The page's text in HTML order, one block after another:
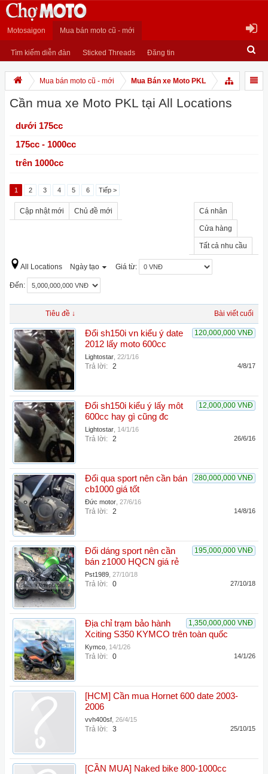
Motosaigon Mua bán moto cũ - mới
Tìm kiếm diễn đàn Sticked Threads Đăng tin
Mua bán moto cũ - mới Mua Bán xe Moto PKL
Cần mua xe Moto PKL tại All Locations
dưới 175cc
175cc - 1000cc
trên 1000cc
1 2 3 4 5 6 Tiếp >
Cập nhật mới Chủ đề mới Cá nhân
Cửa hàng
Tất cả nhu cầu
All Locations Ngày tạo Giá từ:
Đến:
Tiêu đề ↓ Bài viết cuối
120,000,000 VNĐ
Đổi sh150i vn kiểu ý date
2012 lấy moto 600cc
Lightostar 22/1/16
Trả lời: 2 4/8/17
12,000,000 VNĐ
Đổi sh150i kiểu ý lấy môt
600cc hay gì cũng đc
Lightostar 14/1/16
Trả lời: 2 26/6/16
280,000,000 VNĐ
Đổi qua sport nên cần bán
cb1000 giá tốt
Đức motor 27/6/16
Trả lời: 2 14/8/16
195,000,000 VNĐ
Đổi dáng sport nên cần
bán z1000 HQCN giá rẻ
Pst1989 27/10/18
Trả lời: 0 27/10/18
1,350,000,000 VNĐ
Địa chỉ trạm bảo hành
Xciting S350 KYMCO trên toàn quốc
Kymco 14/1/26
Trả lời: 0 14/1/26
[HCM] Cần mua Hornet 600 date 2003-
2006
vvh400sf 26/4/15
Trả lời: 3 25/10/15
[CẦN MUA] Naked bike 800-1000cc